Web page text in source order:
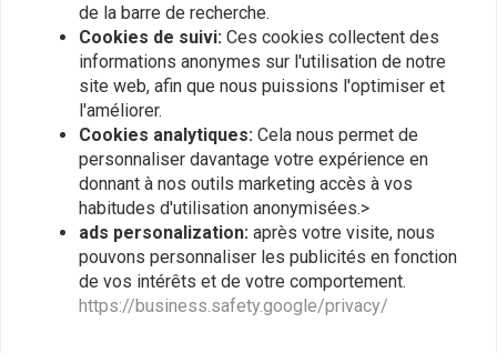
RAW METAL RACERS
Support de jauge
Daytona BMW série K
ACEWELL
Tableau de bord
numérique km/h ACE-254
de la barre de recherche.
Cookies de suivi: Ces cookies collectent des
informations anonymes sur l'utilisation de notre
site web, afin que nous puissions l'optimiser et
l'améliorer.
Cookies analytiques: Cela nous permet de
personnaliser davantage votre expérience en
donnant à nos outils marketing accès à vos
habitudes d'utilisation anonymisées.>
ads personalization: après votre visite, nous
pouvons personnaliser les publicités en fonction
de vos intérêts et de votre comportement.
https://business.safety.google/privacy/